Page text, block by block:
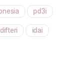
pd3i
difteri idai